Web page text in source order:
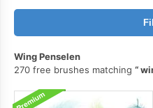
Wing Penselen
270 free brushes matching